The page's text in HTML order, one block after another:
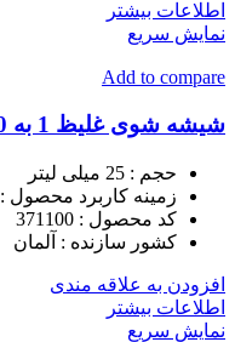
اطلاعات بیشتر
نمایش سریع
Add to compare
شیشه شوی غلیظ 1 به 100 سوناکس
حجم : 25 میلی لیتر
زمینه کاربرد محصول :
کد محصول : 371100
کشور سازنده : آلمان
افزودن به علاقه مندی
اطلاعات بیشتر
نمایش سریع